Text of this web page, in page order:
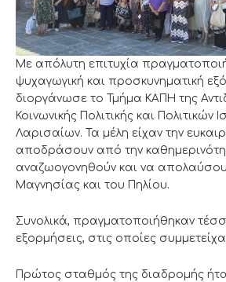
Με απόλυτη επιτυχία
ψυχαγωγική και προσκυνηματική
διοργάνωσε το Τμήμα ΚΑΠΗ της
Κοινωνικής Πολιτικής και Πολιτικών
Λαρισαίων. Τα μέλη είχαν την
αποδράσουν από την
αναζωογονηθούν και να
Μαγνησίας και του Πηλίου.
Συνολικά, πραγματοποιήθηκαν
εξορμήσεις, στις οποίες
Πρώτος σταθμός της διαδρομής